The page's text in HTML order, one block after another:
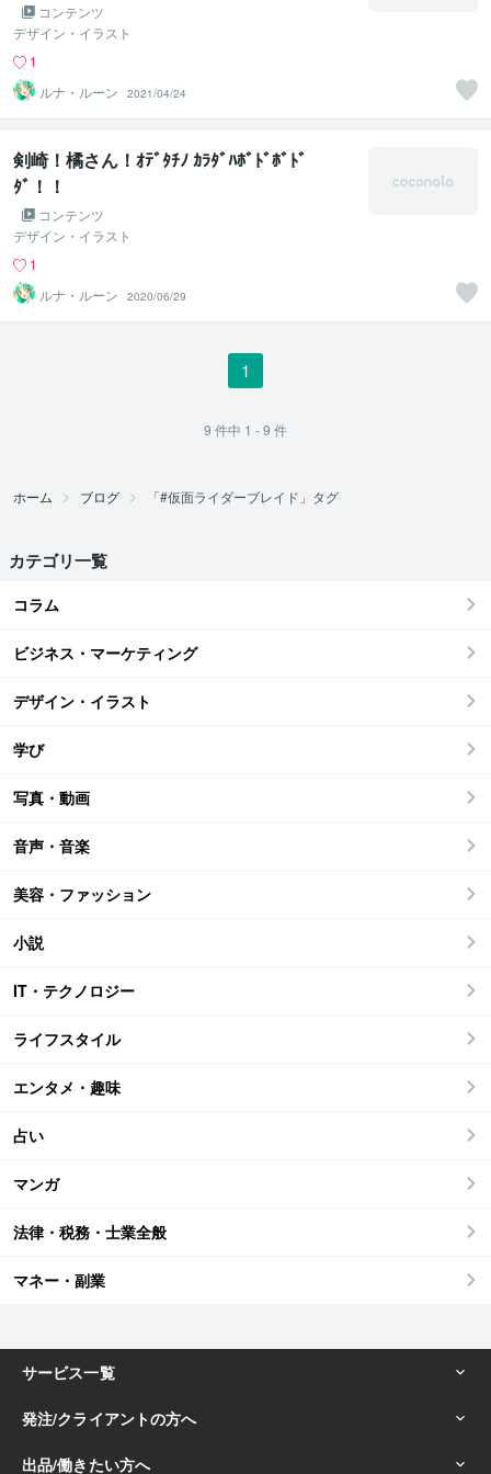
コンテンツ
デザイン・イラスト
1
ルナ・ルーン
2021/04/24
剣崎！橘さん！ｵﾃﾞﾀﾁﾉ ｶﾗﾀﾞﾊﾎﾞﾄﾞﾎﾞﾄﾞ
ﾀﾞ！！
コンテンツ
デザイン・イラスト
1
ルナ・ルーン
2020/06/29
1
9 件中 1 - 9 件
ホーム ブログ 「#仮面ライダーブレイド」タグ
カテゴリ一覧
コラム
ビジネス・マーケティング
デザイン・イラスト
学び
写真・動画
音声・音楽
美容・ファッション
小説
IT・テクノロジー
ライフスタイル
エンタメ・趣味
占い
マンガ
法律・税務・士業全般
マネー・副業